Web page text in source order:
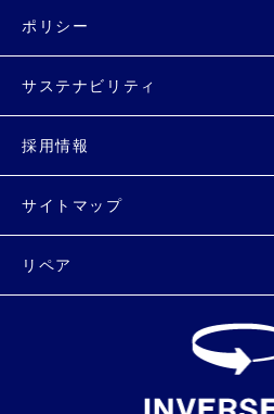
ポリシー
サステナビリティ
採用情報
サイトマップ
リペア